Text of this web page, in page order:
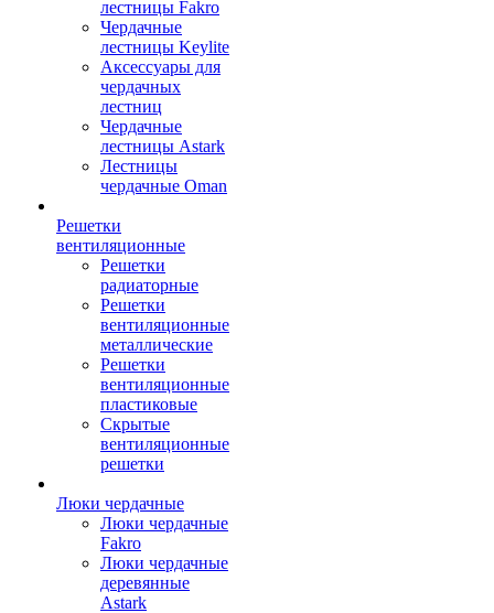
лестницы Fakro
Чердачные
лестницы Keylite
Аксессуары для
чердачных
лестниц
Чердачные
лестницы Astark
Лестницы
чердачные Oman
Решетки
вентиляционные
Решетки
радиаторные
Решетки
вентиляционные
металлические
Решетки
вентиляционные
пластиковые
Скрытые
вентиляционные
решетки
Люки чердачные
Люки чердачные
Fakro
Люки чердачные
деревянные
Astark